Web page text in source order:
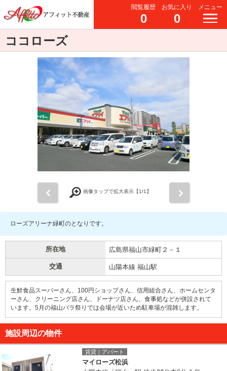
閲覧履歴
0
お気に入り
0
メニュー
ココローズ
画像タップで拡大表示【1/1】
ローズアリーナ緑町のとなりです。
所在地 広島県福山市緑町２－１
交通 山陽本線 福山駅
生鮮食品スーパーさん、100円ショップさん、信用組合さん、ホームセンタ
ーさん、クリーニング店さん、ドーナツ店さん、食事処などが併設されて
います。5月の福山バラ祭りでは会場が近いため駐車場が混雑します。
施設周辺の物件
賃貸｜アパート
マイローズ松浜